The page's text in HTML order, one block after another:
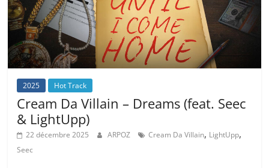
2025 Hot Track
Cream Da Villain – Dreams (feat. Seec
& LightUpp)
22 décembre 2025 ARPOZ Cream Da Villain, LightUpp,
Seec